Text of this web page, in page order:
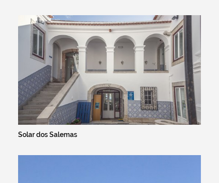
Filters
Solar dos Salemas